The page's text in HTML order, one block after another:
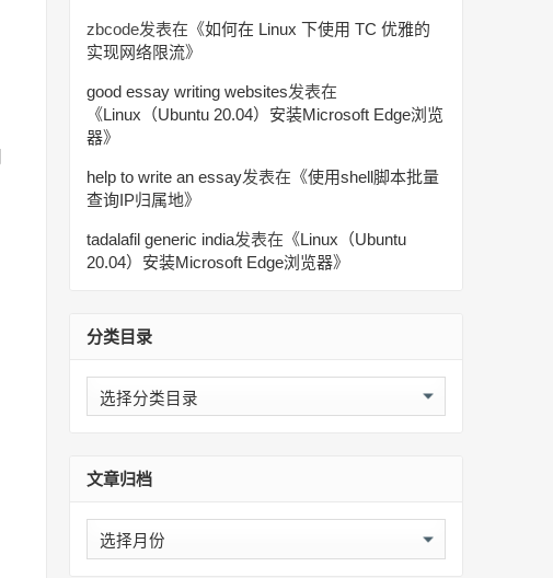
zbcode发表在《如何在 Linux 下使用 TC 优雅的
实现网络限流》
good essay writing websites发表在
《Linux（Ubuntu 20.04）安装Microsoft Edge浏览
器》
help to write an essay发表在《使用shell脚本批量
查询IP归属地》
tadalafil generic india发表在《Linux（Ubuntu
20.04）安装Microsoft Edge浏览器》
分类目录
分
类
文章归档
文
章